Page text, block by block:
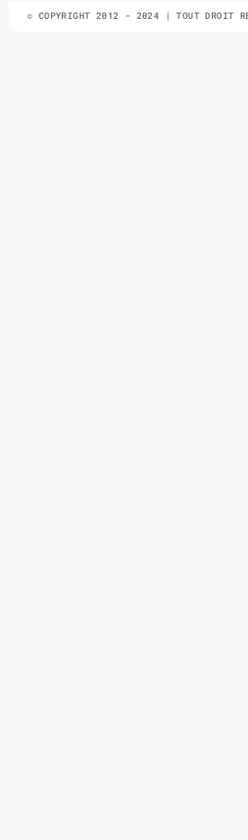
© COPYRIGHT 2012 - 2024 | TOUT DROIT